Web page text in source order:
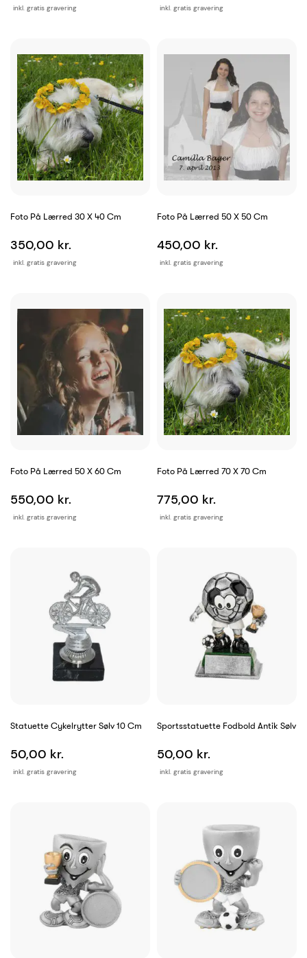
inkl. gratis gravering inkl. gratis gravering
Foto På Lærred 30 X 40 Cm
inkl. gratis gravering
350,00 kr.
Foto På Lærred 50 X 50 Cm
inkl. gratis gravering
450,00 kr.
Foto På Lærred 50 X 60 Cm
inkl. gratis gravering
550,00 kr.
Foto På Lærred 70 X 70 Cm
inkl. gratis gravering
775,00 kr.
Statuette Cykelrytter Sølv 10 Cm
inkl. gratis gravering
50,00 kr.
Sportsstatuette Fodbold Antik Sølv
inkl. gratis gravering
50,00 kr.